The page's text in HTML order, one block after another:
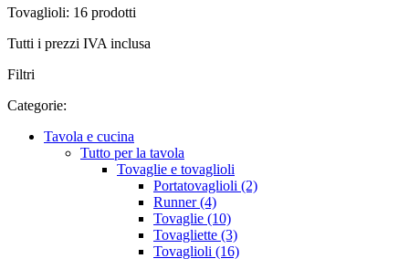
Tovaglioli: 16 prodotti
Tutti i prezzi IVA inclusa
Filtri
Categorie:
Tavola e cucina
Tutto per la tavola
Tovaglie e tovaglioli
Portatovaglioli (2)
Runner (4)
Tovaglie (10)
Tovagliette (3)
Tovaglioli (16)